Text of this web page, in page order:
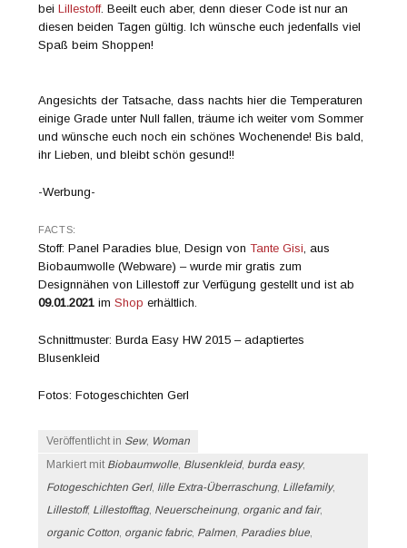
beiLillestoff. Beeilt euch aber, denn dieser Code ist nur an
diesen beiden Tagen gültig. Ich wünsche euch jedenfalls viel
Spaß beim Shoppen!
Angesichts der Tatsache, dass nachts hier die Temperaturen
einige Grade unter Null fallen, träume ich weiter vom Sommer
und wünsche euch noch ein schönes Wochenende! Bis bald,
ihr Lieben, und bleibt schön gesund!!
-Werbung-
FACTS:
Stoff: Panel Paradies blue, Design vonTante Gisi , aus
Biobaumwolle (Webware) – wurde mir gratis zum
Designnähen von Lillestoff zur Verfügung gestellt und ist ab
09.01.2021 imShop erhältlich.
Schnittmuster: Burda Easy HW 2015 – adaptiertes
Blusenkleid
Fotos: Fotogeschichten Gerl
Veröffentlicht in Sew, Woman
Markiert mit Biobaumwolle, Blusenkleid, burda easy,
Fotogeschichten Gerl, lille Extra-Überraschung, Lillefamily,
Lillestoff, Lillestofftag, Neuerscheinung, organic and fair,
organic Cotton, organic fabric, Palmen, Paradies blue,